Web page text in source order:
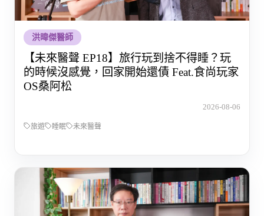
洪暐傑醫師
【未來醫聲 EP18】旅行玩到捨不得睡？玩
的時候沒感覺，回家開始還債 Feat.食尚玩家
OS桑阿松
2026-08-06
旅遊 睡眠 未來醫聲